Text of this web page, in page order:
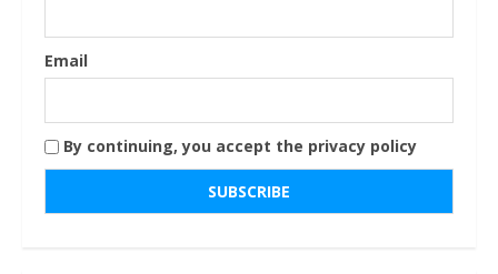
Email
By continuing, you accept the privacy policy